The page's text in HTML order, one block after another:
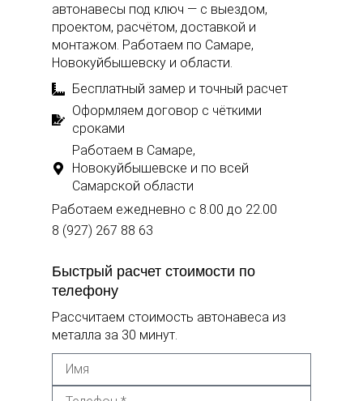
автонавесы под ключ — с выездом,
проектом, расчётом, доставкой и
монтажом. Работаем по Самаре,
Новокуйбышевску и области.
Бесплатный замер и точный расчет
Оформляем договор с чёткими
сроками
Работаем в Самаре,
Новокуйбышевске и по всей
Самарской области
Работаем ежедневно с 8.00 до 22.00
8 (927) 267 88 63
Быстрый расчет стоимости по
телефону
Рассчитаем стоимость автонавеса из
металла за 30 минут.